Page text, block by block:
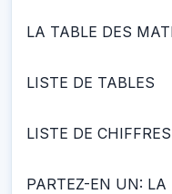
LA TABLE DES
LISTE DE TABLES
LISTE DE CHIFFRES
PARTEZ-EN UN: LA